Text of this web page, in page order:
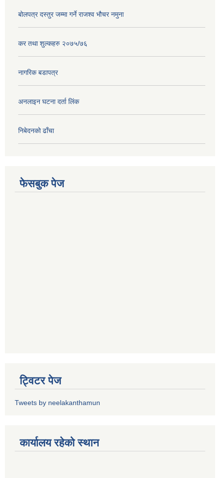
बोलपत्र दस्तुर जम्मा गर्ने राजश्व भौचर नमुना
कर तथा शुल्कहरु २०७५/७६
नागरिक बडापत्र
अनलाइन घटना दर्ता लिंक
निबेदनको ढाँचा
फेसबुक पेज
ट्विटर पेज
Tweets by neelakanthamun
कार्यालय रहेको स्थान